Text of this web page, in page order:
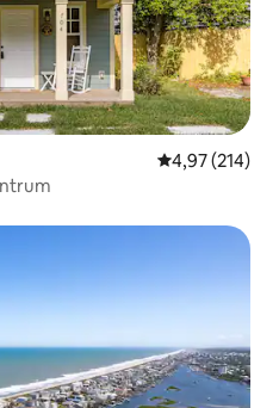
4,97 av 5 i
4,97 (214)